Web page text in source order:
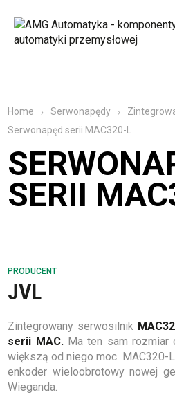
Home Serwonapędy
Serwonapęd serii MAC320-L
SERII
PRODUCENT
JVL
Zintegrowany serwosilnik
serii MAC. Ma ten sam rozmiar
większą od niego moc. MAC320-
enkoder wieloobrotowy nowej
Wieganda.